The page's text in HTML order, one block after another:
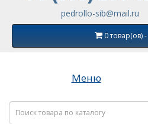
pedrollo-sib@mail.ru
0 товар(ов)
Меню